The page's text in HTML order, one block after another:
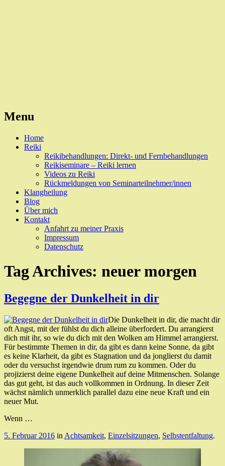
Menu
Skip
Home
Reiki
Reikibehandlungen: Direkt- und Fernbehandlungen
Reikiseminare – Reiki lernen
Videos zu Reiki
Rückmeldungen von Seminarteilnehmer/innen
Klangheilung
Blog
Über mich
Kontakt
Anfahrt zu meiner Praxis
Impressum
Datenschutz
Tag Archives: neuer morgen
Begegne der Dunkelheit in dir
Die Dunkelheit in dir, die macht dir
oft Angst, mit der fühlst du dich alleine überfordert. Du arrangierst
dich mit ihr, so wie du dich mit den Wolken am Himmel arrangierst.
Für bestimmte Themen in dir, da gibt es dann keine Sonne, da gibt
es keine Klarheit, da gibt es Stagnation und da jonglierst du damit
oder du versuchst irgendwie drum rum zu kommen. Oder du
projizierst deine eigene Dunkelheit auf deine Mitmenschen. Solange
das gut geht, ist das auch vollkommen in Ordnung. In dieser Zeit
wächst nämlich unmerklich parallel dazu eine neue Kraft und ein
neuer Mut.
Wenn …
5. Februar 2016 in Achtsamkeit, Einzelsitzungen, Selbstentfaltung.